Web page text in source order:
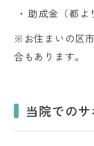
助成金（都
※お住まいの区
合もあります。
当院での